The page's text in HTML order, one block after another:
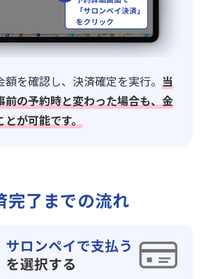
額を確認し、決済確定を実行。当
前の予約時と変わった場合も、金
とが可能です。
完了までの流れ